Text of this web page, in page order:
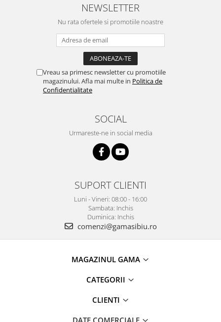
NEWSLETTER
Nu rata ofertele si promotiile noastre
Vreau sa primesc newsletter cu promotiile
magazinului. Afla mai multe in Politica de
Confidentialitate
SOCIAL
Urmareste-ne in social media
SUPORT CLIENTI
Luni - Vineri: 08:00 - 16:00
Sambata: Inchis
Duminica: Inchis
comenzi@gamasibiu.ro
MAGAZINUL GAMA
CATEGORII
CLIENTI
DATE COMERCIALE